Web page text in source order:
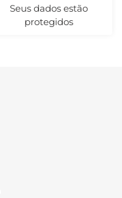
Seus dados estão
protegidos